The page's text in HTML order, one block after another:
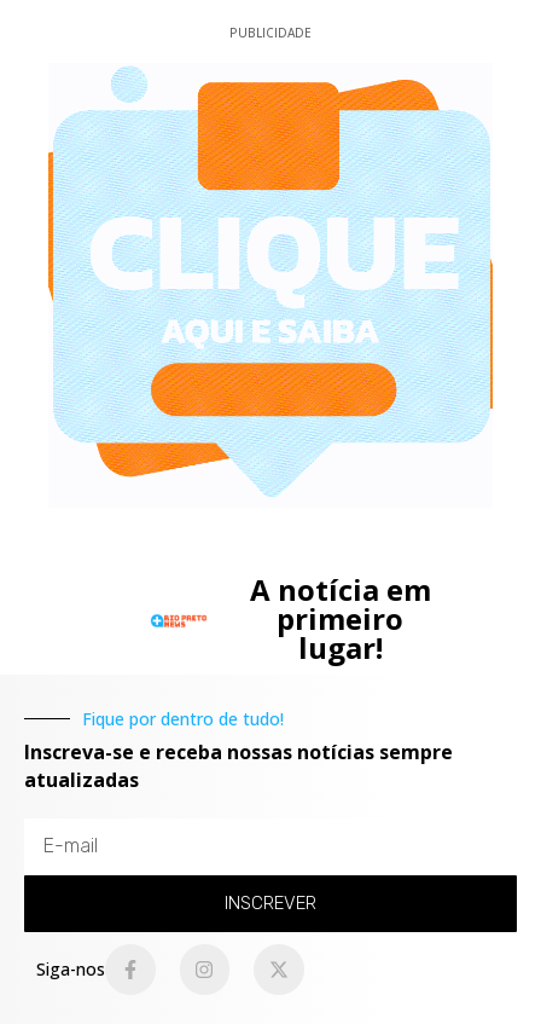
PUBLICIDADE
A notícia em
primeiro
lugar!
Fique por dentro de tudo!
Inscreva-se e receba nossas notícias sempre
atualizadas
INSCREVER
Siga-nos